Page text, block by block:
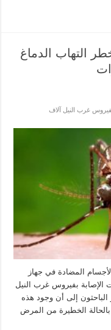
التهاب الدماغ
غرب النيل آلاف
المضادة في جهاز
الإصابة بفيروس غرب النيل
الباحثون إلى أن وجود هذه
الخطيرة من المرض